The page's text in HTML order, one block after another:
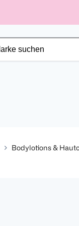
Bodylotions &